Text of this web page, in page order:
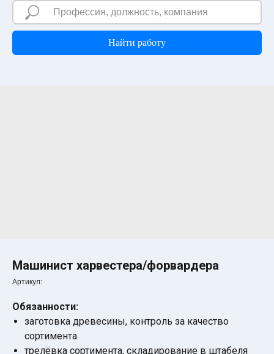
Найти работу
Машинист харвестера/форвардера
Артикул:
Обязанности:
заготовка древесины, контроль за качество
сортимента
трелёвка сортимента, складирование в штабеля